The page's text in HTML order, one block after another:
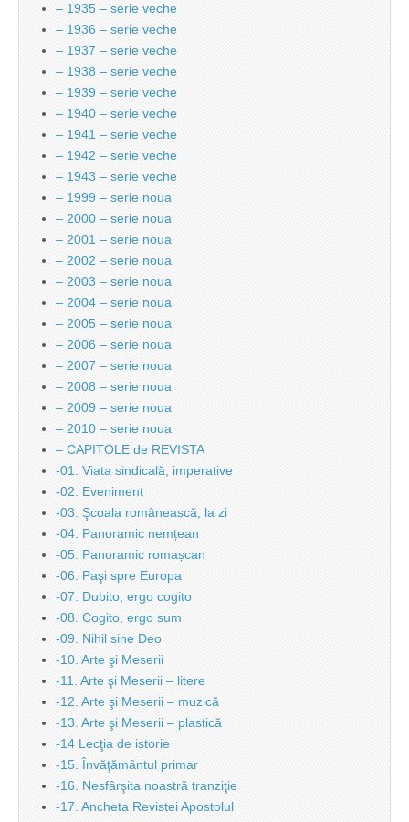
– 1935 – serie veche
– 1936 – serie veche
– 1937 – serie veche
– 1938 – serie veche
– 1939 – serie veche
– 1940 – serie veche
– 1941 – serie veche
– 1942 – serie veche
– 1943 – serie veche
– 1999 – serie noua
– 2000 – serie noua
– 2001 – serie noua
– 2002 – serie noua
– 2003 – serie noua
– 2004 – serie noua
– 2005 – serie noua
– 2006 – serie noua
– 2007 – serie noua
– 2008 – serie noua
– 2009 – serie noua
– 2010 – serie noua
– CAPITOLE de REVISTA
-01. Viata sindicală, imperative
-02. Eveniment
-03. Şcoala românească, la zi
-04. Panoramic nemțean
-05. Panoramic romașcan
-06. Paşi spre Europa
-07. Dubito, ergo cogito
-08. Cogito, ergo sum
-09. Nihil sine Deo
-10. Arte şi Meserii
-11. Arte şi Meserii – litere
-12. Arte şi Meserii – muzică
-13. Arte şi Meserii – plastică
-14 Lecţia de istorie
-15. Învăţământul primar
-16. Nesfârşita noastră tranziţie
-17. Ancheta Revistei Apostolul